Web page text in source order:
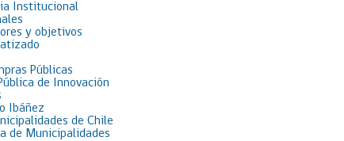
Institucional
y objetivos
Públicas
de Innovación
Ibáñez
de Chile
de Municipalidades